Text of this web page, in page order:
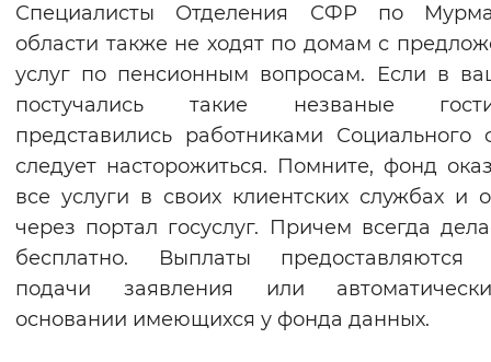
Специалисты Отделения СФР по
области также не ходят по домам с
услуг по пенсионным вопросам. Если в
постучались такие незваные
представились работниками Социального
следует насторожиться. Помните, фонд
все услуги в своих клиентских службах и
через портал госуслуг. Причем всегда
бесплатно. Выплаты предоставляются
подачи заявления или
основании имеющихся у фонда данных.